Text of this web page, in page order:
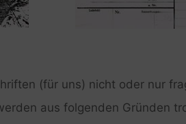
(für uns) nicht oder nur
aus folgenden Gründen